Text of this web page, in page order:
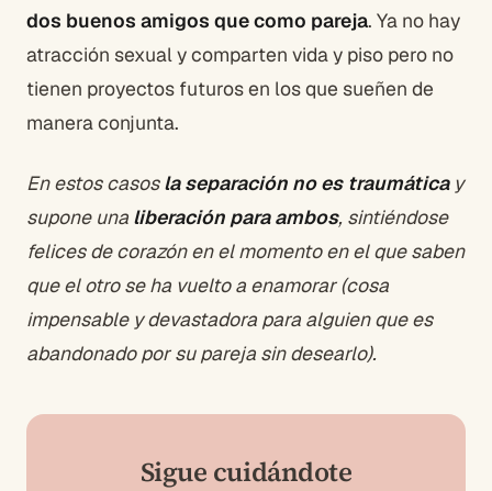
dos buenos amigos que como pareja. Ya no hay
atracción sexual y comparten vida y piso pero no
tienen proyectos futuros en los que sueñen de
manera conjunta.
En estos casosla separación no es traumáticay
supone una liberación para ambos, sintiéndose
felices de corazón en el momento en el que saben
que el otro se ha vuelto a enamorar (cosa
impensable y devastadora para alguien que es
abandonado por su pareja sin desearlo).
Sigue cuidándote